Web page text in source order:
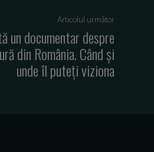
Articolul următor
un documentar despre
din România. Când și
unde îl puteți viziona